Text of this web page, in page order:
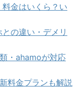
金はいくら？い
の違い・デメリ
・ahamoが対応
料金プランも解説